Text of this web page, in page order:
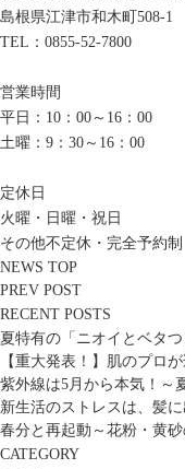
島根県江津市和木町508-1
TEL：0855-52-7800
営業時間
平日：10：00～16：00
土曜：9：30～16：00
定休日
火曜・日曜・祝日
その他不定休・完全予約制
NEWS TOP
PREV POST
RECENT POSTS
夏特有の「ニオイとベタ
【重大発表！】肌のプロ
紫外線は5月から本気！
新生活のストレスは、髪
春分と再起動～花粉・黄
CATEGORY